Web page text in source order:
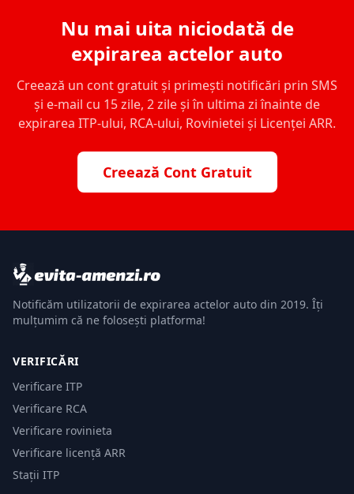
Nu mai uita niciodată de
expirarea actelor auto
Creează un cont gratuit și primești notificări prin SMS
și e-mail cu 15 zile, 2 zile și în ultima zi înainte de
expirarea ITP-ului, RCA-ului, Rovinietei și Licenței ARR.
Creează Cont Gratuit
Notificăm utilizatorii de expirarea actelor auto din 2019. Îți
mulțumim că ne folosești platforma!
VERIFICĂRI
Verificare ITP
Verificare RCA
Verificare rovinieta
Verificare licență ARR
Stații ITP